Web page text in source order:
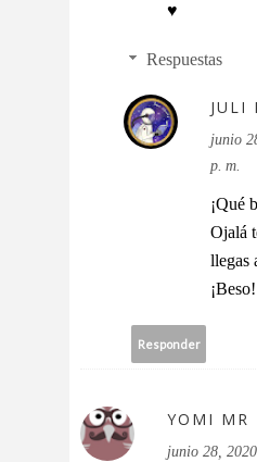
♥
Respuestas
JULI
junio
p. m.
¡Qué
Ojalá
llegas
¡Beso!
Responder
YOMI MR
junio 28,